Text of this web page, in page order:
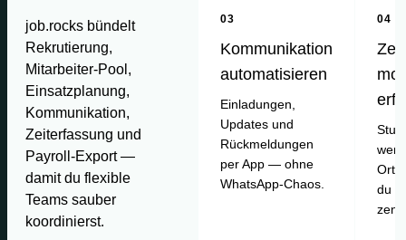
job.rocks bündelt
Rekrutierung,
Mitarbeiter-Pool,
Einsatzplanung,
Kommunikation,
Zeiterfassung und
Payroll-Export —
damit du flexible
Teams sauber
koordinierst.
03
Kommunikation
automatisieren
Einladungen,
Updates und
Rückmeldungen
per App — ohne
WhatsApp-Chaos.
04
Ort
du